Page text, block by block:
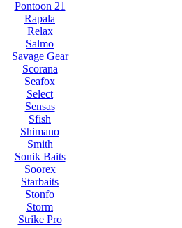
Pontoon 21
Rapala
Relax
Salmo
Savage Gear
Scorana
Seafox
Select
Sensas
Sfish
Shimano
Smith
Sonik Baits
Soorex
Starbaits
Stonfo
Storm
Strike Pro